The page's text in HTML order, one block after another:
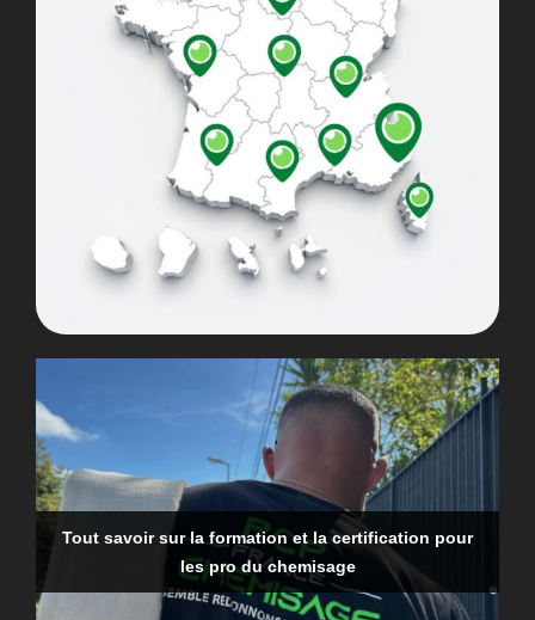
Tout savoir sur la formation et la certification pour
les pro du chemisage
Qui doit faire la recherche de fuite en copropriété ?
Recherche d’une fuite d’eau dans une canalisation
enterrée : comment faire ?